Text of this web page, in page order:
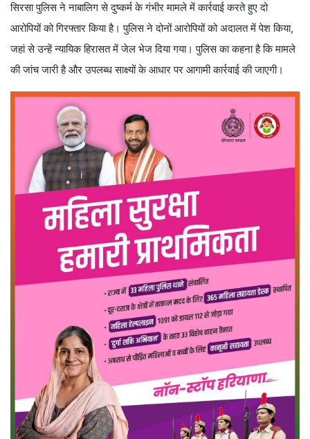
सिरसा पुलिस ने नाबालिग से दुष्कर्म के गंभीर मामले में कार्रवाई करते हुए दो
आरोपियों को गिरफ्तार किया है। पुलिस ने दोनों आरोपियों को अदालत में पेश किया,
जहां से उन्हें न्यायिक हिरासत में जेल भेज दिया गया। पुलिस का कहना है कि मामले
की जांच जारी है और उपलब्ध साक्ष्यों के आधार पर आगामी कार्रवाई की जाएगी।